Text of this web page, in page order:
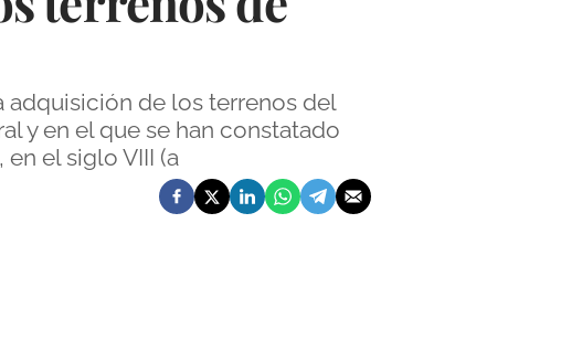
adquisición de los terrenos del
y en el que se han constatado
el siglo VIII (a